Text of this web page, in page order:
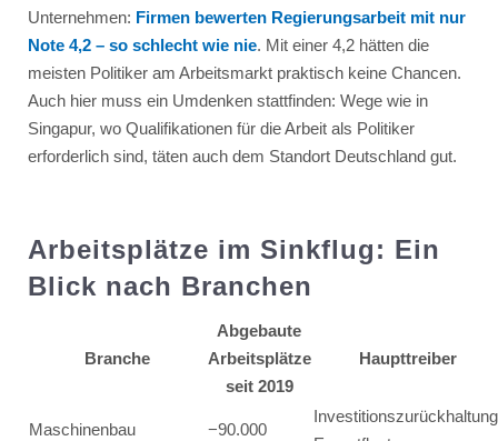
Unternehmen: Firmen bewerten Regierungsarbeit mit nur
Note 4,2 – so schlecht wie nie. Mit einer 4,2 hätten die
meisten Politiker am Arbeitsmarkt praktisch keine Chancen.
Auch hier muss ein Umdenken stattfinden: Wege wie in
Singapur, wo Qualifikationen für die Arbeit als Politiker
erforderlich sind, täten auch dem Standort Deutschland gut.
Arbeitsplätze im Sinkflug: Ein
Blick nach Branchen
Branche
Abgebaute
Arbeitsplätze
seit 2019
Haupttreiber
Maschinenbau −90.000